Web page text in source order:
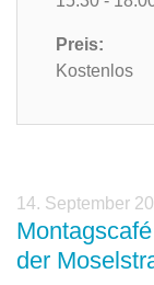
Preis:
Kostenlos
14. September
der